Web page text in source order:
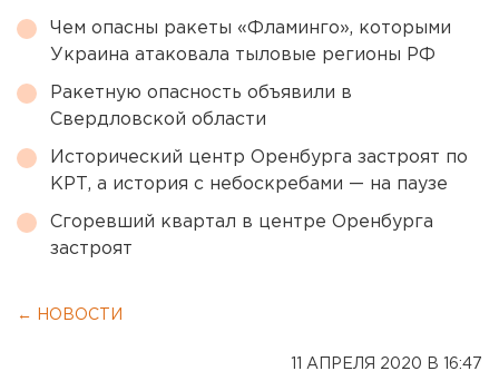
Чем опасны ракеты «Фламинго», которыми
Украина атаковала тыловые регионы РФ
Ракетную опасность объявили в
Свердловской области
Исторический центр Оренбурга застроят по
КРТ, а история с небоскребами — на паузе
Сгоревший квартал в центре Оренбурга
застроят
← НОВОСТИ
11 АПРЕЛЯ 2020 В 16:47